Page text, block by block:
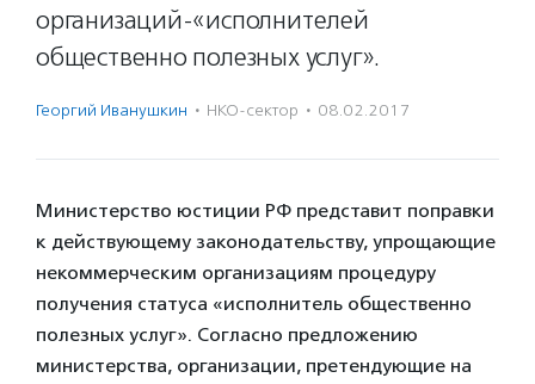
организаций-«исполнителей
общественно полезных услуг».
Георгий Иванушкин · НКО-сектор · 08.02.2017
Министерство юстиции РФ представит поправки
к действующему законодательству, упрощающие
некоммерческим организациям процедуру
получения статуса «исполнитель общественно
полезных услуг». Согласно предложению
министерства, организации, претендующие на